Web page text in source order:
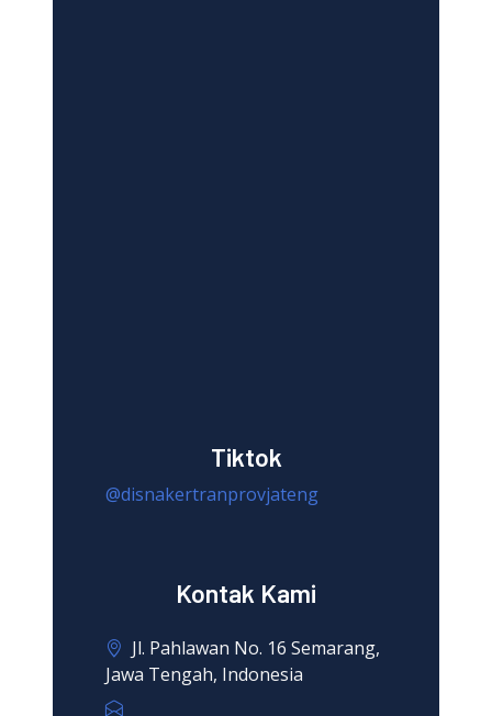
Tiktok
@disnakertranprovjateng
Kontak Kami
Jl. Pahlawan No. 16 Semarang,
Jawa Tengah, Indonesia